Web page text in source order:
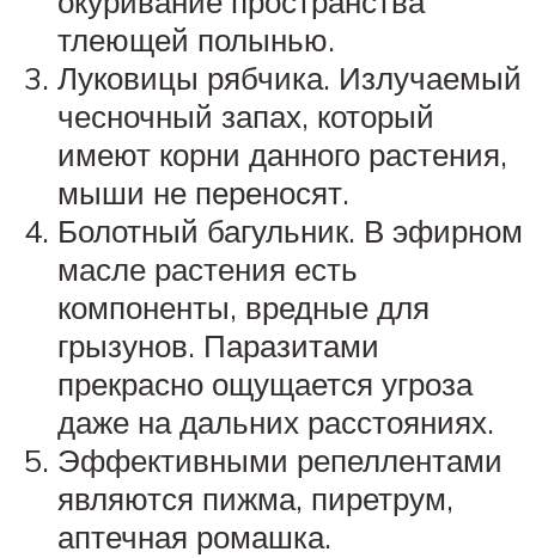
тлеющей полынью.
Луковицы рябчика. Излучаемый
чесночный запах, который
имеют корни данного растения,
мыши не переносят.
Болотный багульник. В эфирном
масле растения есть
компоненты, вредные для
грызунов. Паразитами
прекрасно ощущается угроза
даже на дальних расстояниях.
Эффективными репеллентами
являются пижма, пиретрум,
аптечная ромашка.